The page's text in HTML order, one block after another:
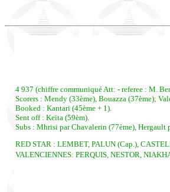
4 937 (chiffre communiqué Att: - referee : M.
Scorers : Mendy (33ème), Bouazza (37ème);
Booked : Kantari (45ème + 1).
Sent off : Keïta (59èm).
Subs : Mhrisi par Chavalerin (77ème), Hergault
RED STAR : LEMBET, PALUN (Cap.),
VALENCIENNES: PERQUIS, NESTOR,